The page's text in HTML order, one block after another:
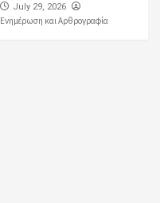
July 29, 2026
Ενημέρωση και Αρθρογραφία